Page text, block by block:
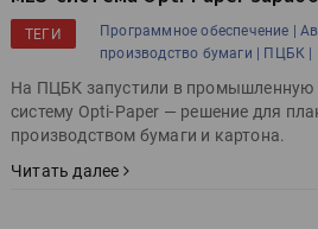
ТЕГИ Программное обеспечение |
производство бумаги |
ПЦБК |
На ПЦБК запустили в промышленную
систему Opti-Paper — решение для
производством бумаги и картона.
Читать далее